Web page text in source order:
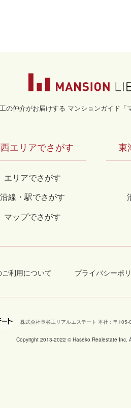
の仲介がお届けする マンションガイド「
東
エリアでさがす
エリアでさがす
沿線・駅でさがす
マップでさがす
利用について プライバシーポ
株式会社長谷工リアルエステート 本社 ： 〒105-
Copyright 2013-2022 © Haseko Realestate Inc.